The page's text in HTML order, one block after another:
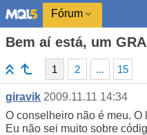
Fórum
Bem aí está, um
1 2 ... 15
giravik 2009.11.11 14:34
O conselheiro não é meu. O
Eu não sei muito sobre